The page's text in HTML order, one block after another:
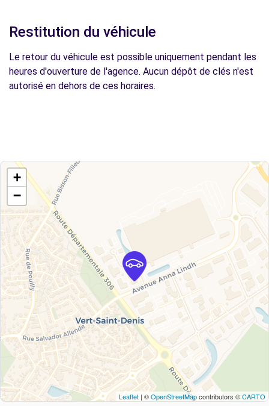
Restitution du véhicule
Le retour du véhicule est possible uniquement pendant les
heures d'ouverture de l'agence. Aucun dépôt de clés n'est
autorisé en dehors de ces horaires.
+
−
Leaflet | ©OpenStreetMapcontributors ©CARTO